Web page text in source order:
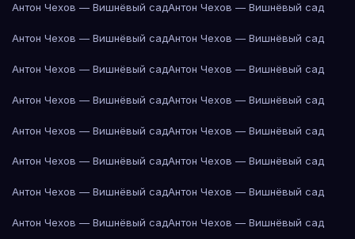
Антон Чехов — Вишнёвый садАнтон Чехов — Вишнёвый сад
Антон Чехов — Вишнёвый садАнтон Чехов — Вишнёвый сад
Антон Чехов — Вишнёвый садАнтон Чехов — Вишнёвый сад
Антон Чехов — Вишнёвый садАнтон Чехов — Вишнёвый сад
Антон Чехов — Вишнёвый садАнтон Чехов — Вишнёвый сад
Антон Чехов — Вишнёвый садАнтон Чехов — Вишнёвый сад
Антон Чехов — Вишнёвый садАнтон Чехов — Вишнёвый сад
Антон Чехов — Вишнёвый садАнтон Чехов — Вишнёвый сад